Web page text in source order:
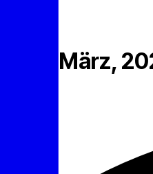
16. März,